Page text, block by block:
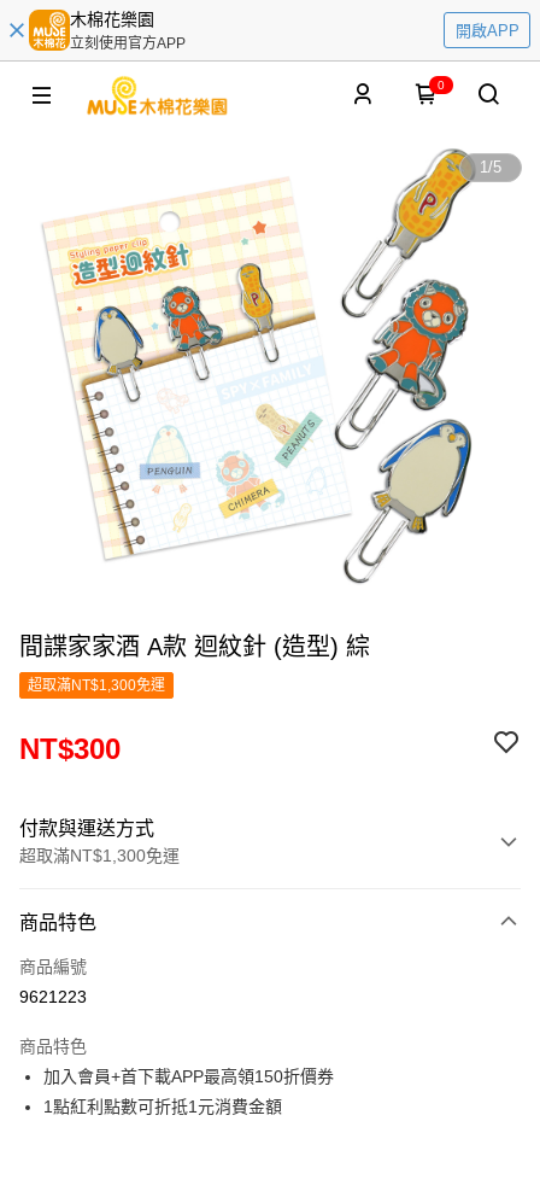
木棉花樂園
立刻使用官方APP
開啟APP
0
1/5
間諜家家酒 A款 迴紋針 (造型) 綜
超取滿NT$1,300免運
NT$300
付款與運送方式
超取滿NT$1,300免運
信用卡一次付款
超商取貨付款
Apple Pay
悠遊付
商品特色
商品編號
9621223
商品特色
加入會員+首下載APP最高領150折價券
1點紅利點數可折抵1元消費金額